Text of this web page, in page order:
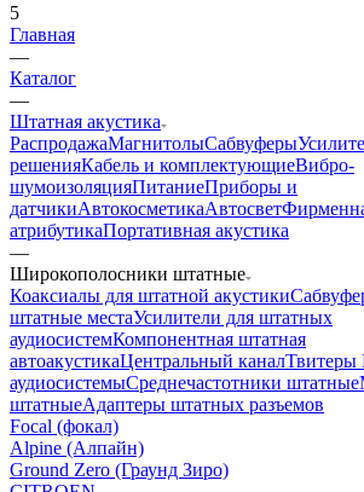
5
Главная
—
Каталог
—
Штатная акустика
РаспродажаМагнитолыСабвуферы
решенияКабель и комплектующиеВибро-
шумоизоляцияПитаниеПриборы и
датчикиАвтокосметикаАвтосвет
атрибутикаПортативная акустика
—
Широкополосники штатные
Коаксиалы для штатной акустики
штатные местаУсилители для штатных
аудиосистемКомпонентная штатная
автоакустикаЦентральный каналТвитеры
аудиосистемыСреднечастотники штатные
штатныеАдаптеры штатных разъемов
Focal (фокал)
Alpine (Алпайн)
Ground Zero (Граунд Зиро)